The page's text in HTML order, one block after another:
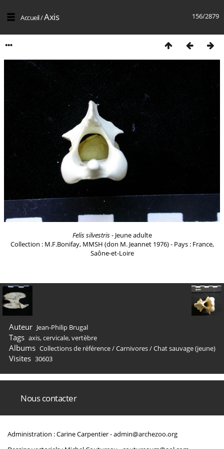
156/2879
Accueil/Axis
Felis silvestris- Jeune adulte
Collection : M.F.Bonifay, MMSH (don M. Jeannet 1976) - Pays : France,
Saône-et-Loire
Auteur Jean-Philip Brugal
Tags axis,cervicale,vertèbre
Albums Collections de référence/Carnivores/Chat sauvage (jeune)
Visites 30603
Nous contacter
Administration : Carine Carpentier -admin@archezoo.org